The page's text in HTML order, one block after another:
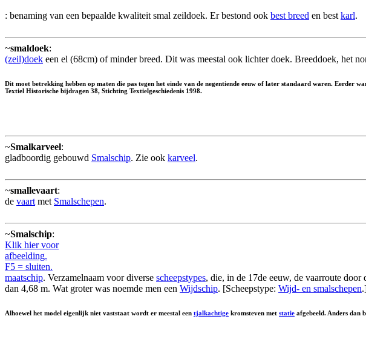
: benaming van een bepaalde kwaliteit smal zeildoek. Er bestond ook best breed en best karl.
~smaldoek:
(zeil)doek een el (68cm) of minder breed. Dit was meestal ook lichter doek. Breeddoek, het
Dit moet betrekking hebben op maten die pas tegen het einde van de negentiende eeuw of later standaard waren. Eerder
Textiel Historische bijdragen 38, Stichting Textielgeschiedenis 1998.
~Smalkarveel:
gladboordig gebouwd Smalschip. Zie ook karveel.
~smallevaart:
de vaartmet Smalschepen.
~Smalschip:
Klik hier voor
afbeelding.
F5 = sluiten.
maatschip. Verzamelnaam voor diverse scheepstypes, die, in de 17de eeuw, de vaarroute
dan 4,68 m. Wat groter was noemde men een Wijdschip. [Scheepstype: Wijd- en smalschepen.]
Alhoewel het model eigenlijk niet vaststaat wordt er meestal een tjalkachtige kromsteven met statie afgebeeld. Anders dan